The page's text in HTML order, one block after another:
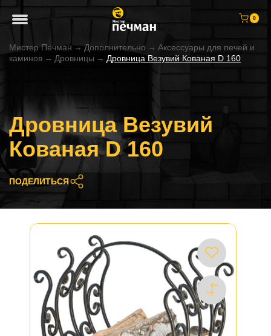
0
Мистер Печман →Дополнительно → Аксессуары для печей и
каминов → Дровницы → Дровница Везувий Кованая D 160
Дровница Везувий
Кованая D 160
ПОДЕЛИТЬСЯ